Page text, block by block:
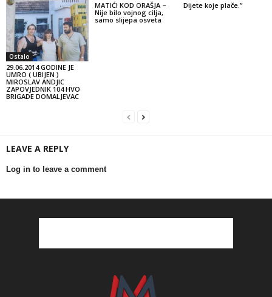
Ostalo
29.06.2014 GODINE JE
UMRO ( UBIJEN )
MIROSLAV ANDJIC
ZAPOVJEDNIK 104 HVO
BRIGADE DOMALJEVAC
MATIĆI KOD ORAŠJA –
Nije bilo vojnog cilja,
samo slijepa osveta
Dijete koje plače.”
LEAVE A REPLY
Log in to leave a comment